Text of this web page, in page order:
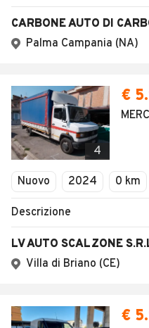
CARBONE AUTO DI
Palma Campania (NA)
4
€
Nuovo 2024 0 km
Descrizione
LV AUTO SCALZONE
Villa di Briano (CE)
€